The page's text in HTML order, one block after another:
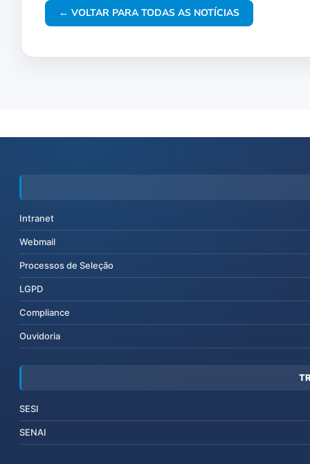
← VOLTAR PARA TODAS AS NOTÍCIAS
Intranet
Webmail
Processos de Seleção
LGPD
Compliance
Ouvidoria
SESI
SENAI